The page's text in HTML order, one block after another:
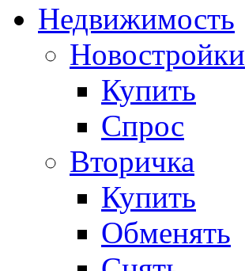
Недвижимость
Новостройки
Купить
Спрос
Вторичка
Купить
Обменять